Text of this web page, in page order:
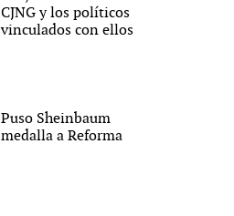
CJNG y los políticos
vinculados con ellos
Puso Sheinbaum
medalla a Reforma